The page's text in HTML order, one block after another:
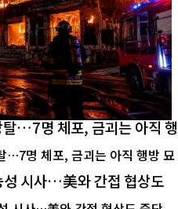
…7명 체포, 금괴는 아직 행
성 시사…美와 간접 협상도